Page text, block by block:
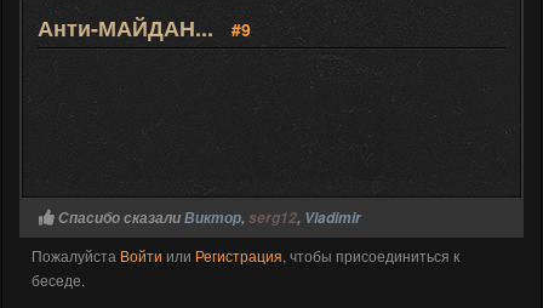
Анти-МАЙДАН... #9
Спасибо сказалиВиктор, serg12, Vladimir
Пожалуйста Войти или Регистрация, чтобы присоединиться к
беседе.